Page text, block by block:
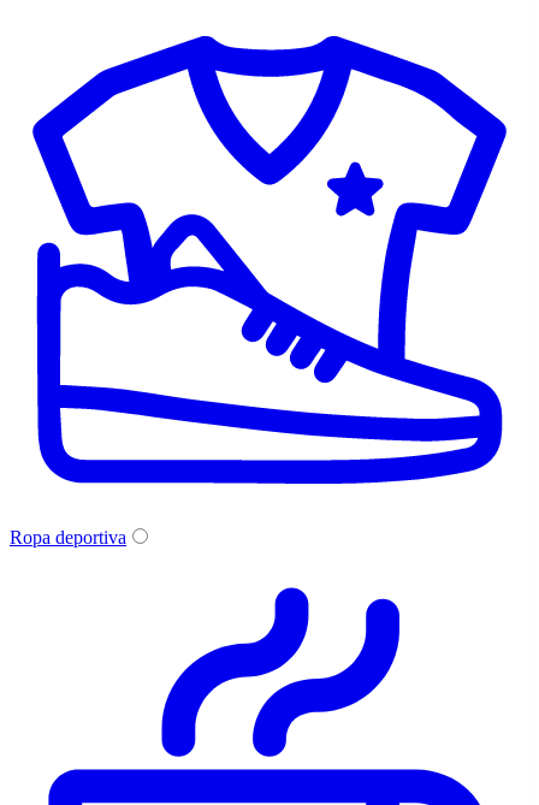
Ropa deportiva